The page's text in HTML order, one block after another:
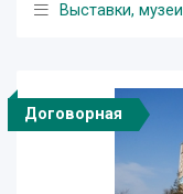
Выставки, музеи
Договорная